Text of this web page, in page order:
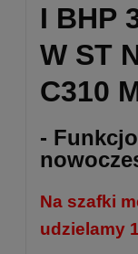
I BHP
W ST
C310
-
Na szafki
udzielamy